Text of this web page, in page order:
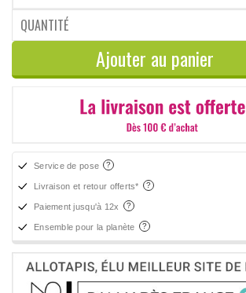
QUANTITÉ
Ajouter au panier
Service de pose
Livraison et retour offerts*
Paiement jusqu'à 12x
Ensemble pour la planète